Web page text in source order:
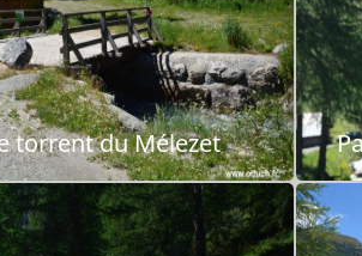
torrent du Mélezet